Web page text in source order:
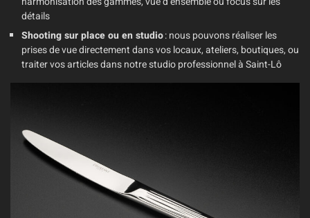
détails
Shooting sur place ou en studio: nous pouvons réaliser les
prises de vue directement dans vos locaux, ateliers, boutiques, ou
traiter vos articles dans notre studio professionnel à Saint-Lô